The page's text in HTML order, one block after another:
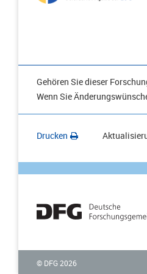
Gehören Sie dieser
Wenn Sie
Drucken
© DFG 2026